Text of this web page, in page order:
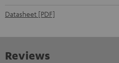
Datasheet [PDF]
Reviews